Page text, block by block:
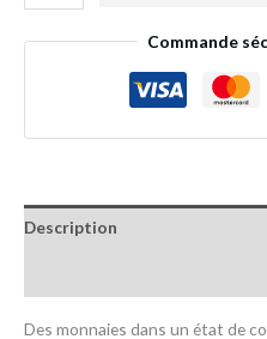
Commande
Description
Des monnaies dans un état de